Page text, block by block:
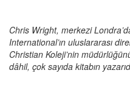
Chris Wright, merkezi
International’ın uluslararası
Christian Koleji’nin
dâhil, çok sayıda kitabın